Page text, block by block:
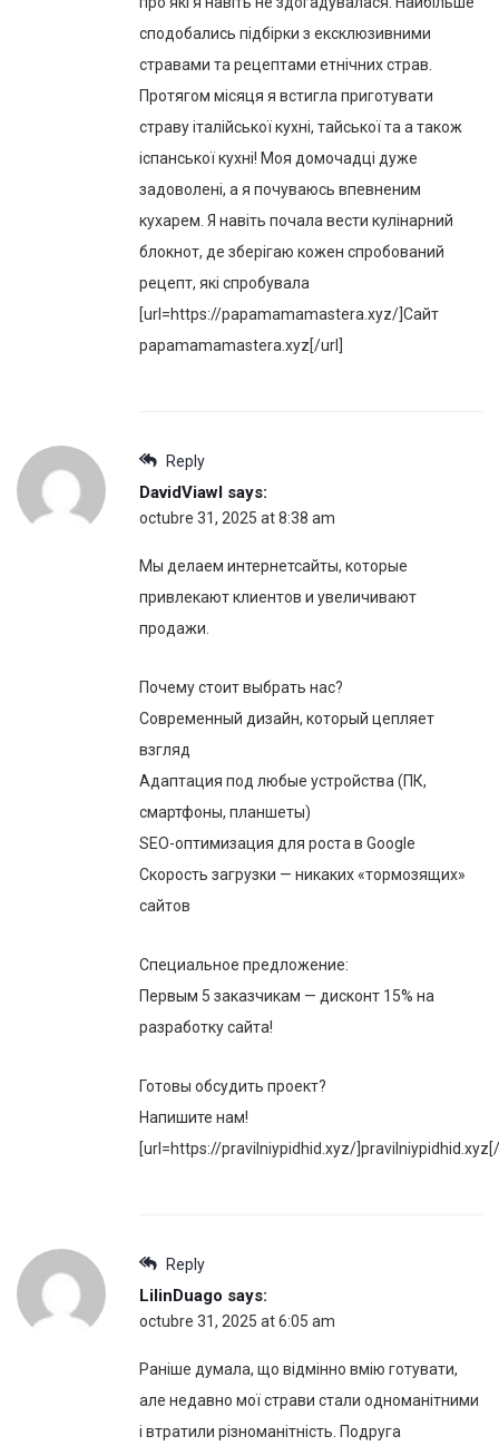
сподобались підбірки з ексклюзивними
стравами та рецептами етнічних страв.
Протягом місяця я встигла приготувати
страву італійської кухні, тайської та а також
іспанської кухні! Моя домочадці дуже
задоволені, а я почуваюсь впевненим
кухарем. Я навіть почала вести кулінарний
блокнот, де зберігаю кожен спробований
рецепт, які спробувала
[url=https://papamamamastera.xyz/]Сайт
papamamamastera.xyz[/url]
Reply
DavidViawl says:
octubre 31, 2025 at 8:38 am
Мы делаем интернетсайты, которые
привлекают клиентов и увеличивают
продажи.
Почему стоит выбрать нас?
Современный дизайн, который цепляет
взгляд
Адаптация под любые устройства (ПК,
смартфоны, планшеты)
SEO-оптимизация для роста в Google
Скорость загрузки — никаких «тормозящих»
сайтов
Специальное предложение:
Первым 5 заказчикам — дисконт 15% на
разработку сайта!
Готовы обсудить проект?
Напишите нам!
[url=https://pravilniypidhid.xyz/
Reply
LilinDuago says:
octubre 31, 2025 at 6:05 am
Раніше думала, що відмінно вмію готувати,
але недавно мої страви стали одноманітними
і втратили різноманітність. Подруга